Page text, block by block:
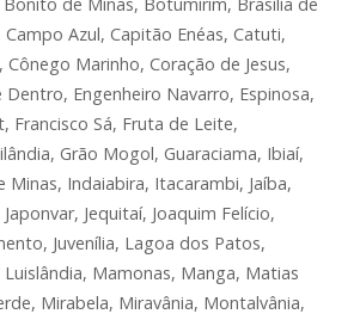
Bonito de Minas, Botumirim, Brasília de
Azul, Capitão Enéas, Catuti,
Marinho, Coração de Jesus,
Dentro, Engenheiro Navarro, Espinosa,
Francisco Sá, Fruta de Leite,
Grão Mogol, Guaraciama, Ibiaí,
Minas, Indaiabira, Itacarambi, Jaíba,
Japonvar, Jequitaí, Joaquim Felício,
Juvenília, Lagoa dos Patos,
Mamonas, Manga, Matias
Mirabela, Miravânia, Montalvânia,